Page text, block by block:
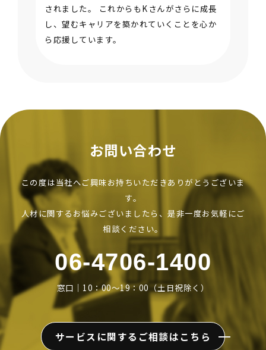
されました。 これからもKさんがさらに成長
し、望むキャリアを築かれていくことを心か
ら応援しています。
お問い合わせ
この度は当社へご興味お持ちいただきありがとうございま
す。
人材に関するお悩みございましたら、是非一度お気軽にご
相談ください。
06-4706-1400
窓口｜10：00～19：00（土日祝除く）
サービスに関するご相談はこちら